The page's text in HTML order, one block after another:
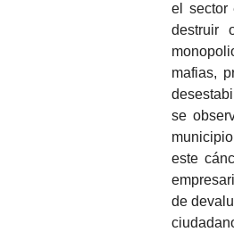
el sector
destruir
mafias,
se
este
de